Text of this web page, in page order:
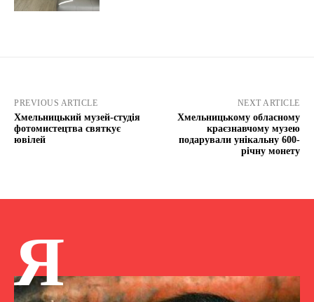
PREVIOUS ARTICLE
Хмельницький музей-студія
фотомистецтва святкує
ювілей
NEXT ARTICLE
Хмельницькому обласному
краєзнавчому музею
подарували унікальну 600-
річну монету
Я